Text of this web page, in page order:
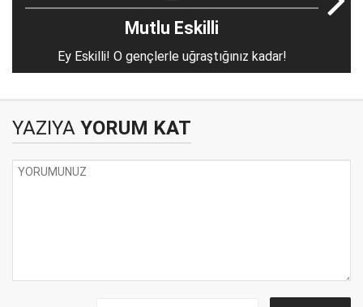
Mutlu Eskilli
Ey Eskilli! O gençlerle uğraştığınız kadar!
YAZIYA YORUM KAT